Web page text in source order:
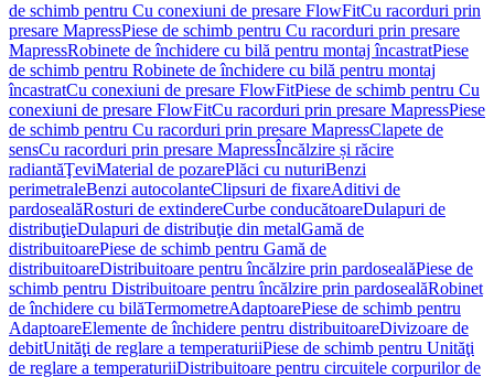
de schimb pentru Cu conexiuni de presare FlowFitCu racorduri prin
presare MapressPiese de schimb pentru Cu racorduri prin presare
MapressRobinete de închidere cu bilă pentru montaj încastratPiese
de schimb pentru Robinete de închidere cu bilă pentru montaj
încastratCu conexiuni de presare FlowFitPiese de schimb pentru Cu
conexiuni de presare FlowFitCu racorduri prin presare MapressPiese
de schimb pentru Cu racorduri prin presare MapressClapete de
sensCu racorduri prin presare MapressÎncălzire și răcire
radiantăŢeviMaterial de pozarePlăci cu nuturiBenzi
perimetraleBenzi autocolanteClipsuri de fixareAditivi de
pardosealăRosturi de extindereCurbe conducătoareDulapuri de
distribuţieDulapuri de distribuţie din metalGamă de
distribuitoarePiese de schimb pentru Gamă de
distribuitoareDistribuitoare pentru încălzire prin pardosealăPiese de
schimb pentru Distribuitoare pentru încălzire prin pardosealăRobinet
de închidere cu bilăTermometreAdaptoarePiese de schimb pentru
AdaptoareElemente de închidere pentru distribuitoareDivizoare de
debitUnităţi de reglare a temperaturiiPiese de schimb pentru Unităţi
de reglare a temperaturiiDistribuitoare pentru circuitele corpurilor de